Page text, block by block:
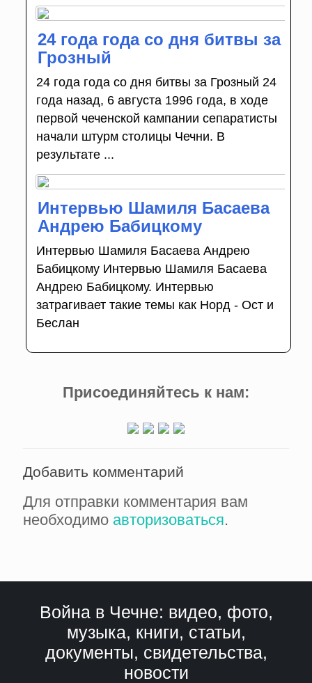
24 года года со дня битвы за
Грозный
24 года года со дня битвы за Грозный 24
года назад, 6 августа 1996 года, в ходе
первой чеченской кампании сепаратисты
начали штурм столицы Чечни. В
результате ...
Интервью Шамиля Басаева
Андрею Бабицкому
Интервью Шамиля Басаева Андрею
Бабицкому Интервью Шамиля Басаева
Андрею Бабицкому. Интервью
затрагивает такие темы как Норд - Ост и
Беслан
Присоединяйтесь к нам:
Добавить комментарий
Для отправки комментария вам
необходимо авторизоваться.
Война в Чечне: видео, фото,
музыка, книги, статьи,
документы, свидетельства,
новости